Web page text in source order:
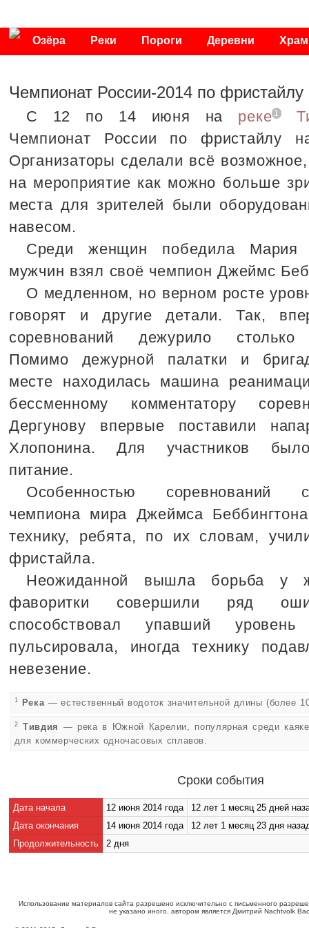
Озёра Реки Пороги Деревни
Чемпионат России-2014 по фристайлу
С 12 по 14 июня на реке 1
Чемпионат России по фристайлу
Организаторы сделали всё
на мероприятие как можно больше
места для зрителей были
навесом.
Среди женщин победила Мария
мужчин взял своё чемпион Джеймс
О медленном, но верном росте
говорят и другие детали. Так,
соревнований дежурило столько
Помимо дежурной палатки и
месте находилась машина
бессменному комментатору
Дергунову впервые поставили
Хлопонина. Для участников было
питание.
Особенностью соревнований
чемпиона мира Джеймса
технику, ребята, по их словам,
фристайла.
Неожиданной вышла борьба у
фаворитки совершили ряд
способствовал упавший
пульсировала, иногда технику
невезение.
1 Река— естественный водоток значительной длины (более
2 Тивдия — река в Южной Карелии, популярная среди
для коммерческих одночасовых сплавов.
Сроки события
Дата начала 12 июня 2014 года
12 лет 1 месяц 25 дней
Дата окончания
14 июня 2014 года
12 лет 1 месяц 23 дня
Продолжительность
2 дня
Использование материалов сайта разрешено исключительно с письменного
не указано иного, автором является Дмитрий Nachtvolk